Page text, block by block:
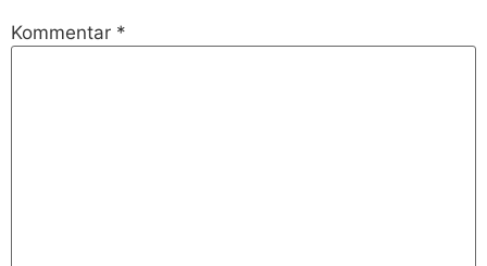
Kommentar *